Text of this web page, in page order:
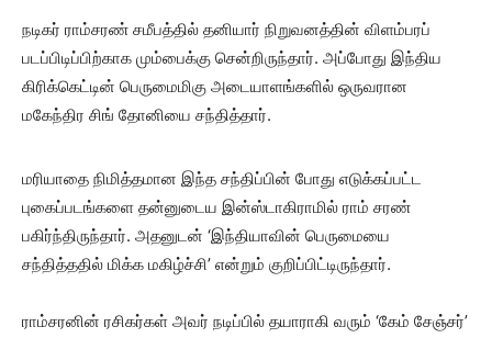
நடிகர் ராம்சரண் சமீபத்தில் தனியார் நிறுவனத்தின் விளம்பரப்
படப்பிடிப்பிற்காக மும்பைக்கு சென்றிருந்தார். அப்போது இந்திய
கிரிக்கெட்டின் பெருமைமிகு அடையாளங்களில் ஒருவரான
மகேந்திர சிங் தோனியை சந்தித்தார்.
மரியாதை நிமித்தமான இந்த சந்திப்பின் போது எடுக்கப்பட்ட
புகைப்படங்களை தன்னுடைய இன்ஸ்டாகிராமில் ராம் சரண்
பகிர்ந்திருந்தார். அதனுடன் ‘இந்தியாவின் பெருமையை
சந்தித்ததில் மிக்க மகிழ்ச்சி’ என்றும் குறிப்பிட்டிருந்தார்.
ராம்சரனின் ரசிகர்கள் அவர் நடிப்பில் தயாராகி வரும் ‘கேம் சேஞ்சர்’